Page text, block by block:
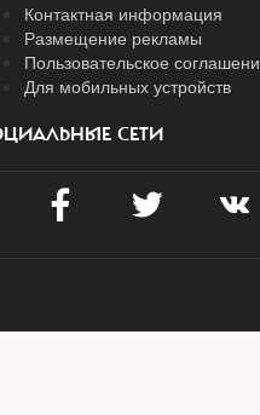
Контактная информация
Размещение рекламы
Пользовательское
Для мобильных устройств
СЕТИ